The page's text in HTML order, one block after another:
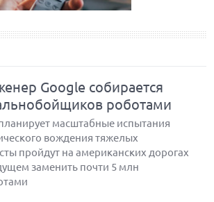
Google собирается
роботами
масштабные испытания
вождения тяжелых
пройдут на американских дорогах
заменить почти 5 млн